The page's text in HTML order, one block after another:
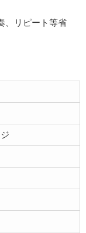
、リピート等省